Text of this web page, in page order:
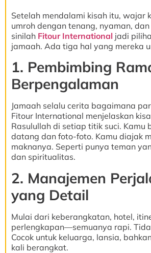
Setelah mendalami kisah itu, wajar
umroh dengan tenang, nyaman,
sinilah Fitour International jadi
jamaah. Ada tiga hal yang mereka
1. Pembimbing
Berpengalaman
Jamaah selalu cerita bagaimana
Fitour International menjelaskan
Rasulullah di setiap titik suci. Kamu
datang dan foto-foto. Kamu diajak
maknanya. Seperti punya teman
dan spiritualitas.
2. Manajemen
yang Detail
Mulai dari keberangkatan, hotel,
perlengkapan—semuanya rapi.
Cocok untuk keluarga, lansia,
kali berangkat.